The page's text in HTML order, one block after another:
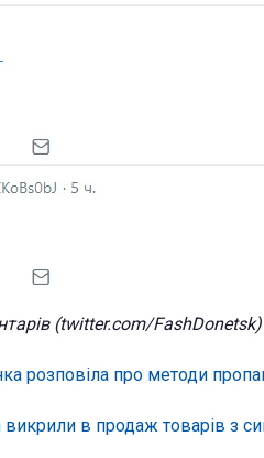
(twitter.com/FashDonetsk)
розповіла про методи
викрили в продаж товарів з